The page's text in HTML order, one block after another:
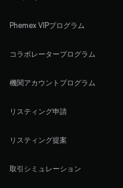
Phemex VIPプログラム
コラボレータープログラム
機関アカウントプログラム
リスティング申請
リスティング提案
取引シミュレーション